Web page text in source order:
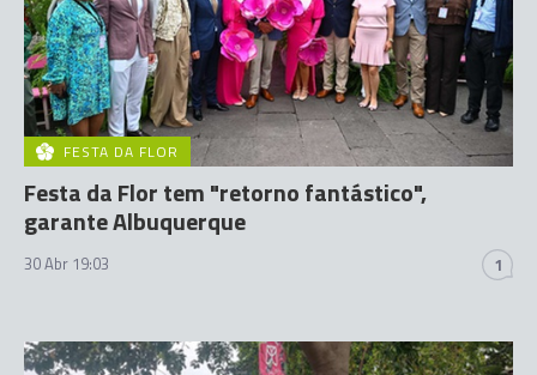
FESTA DA FLOR
Festa da Flor tem "retorno fantástico",
garante Albuquerque
30 Abr 19:03 1